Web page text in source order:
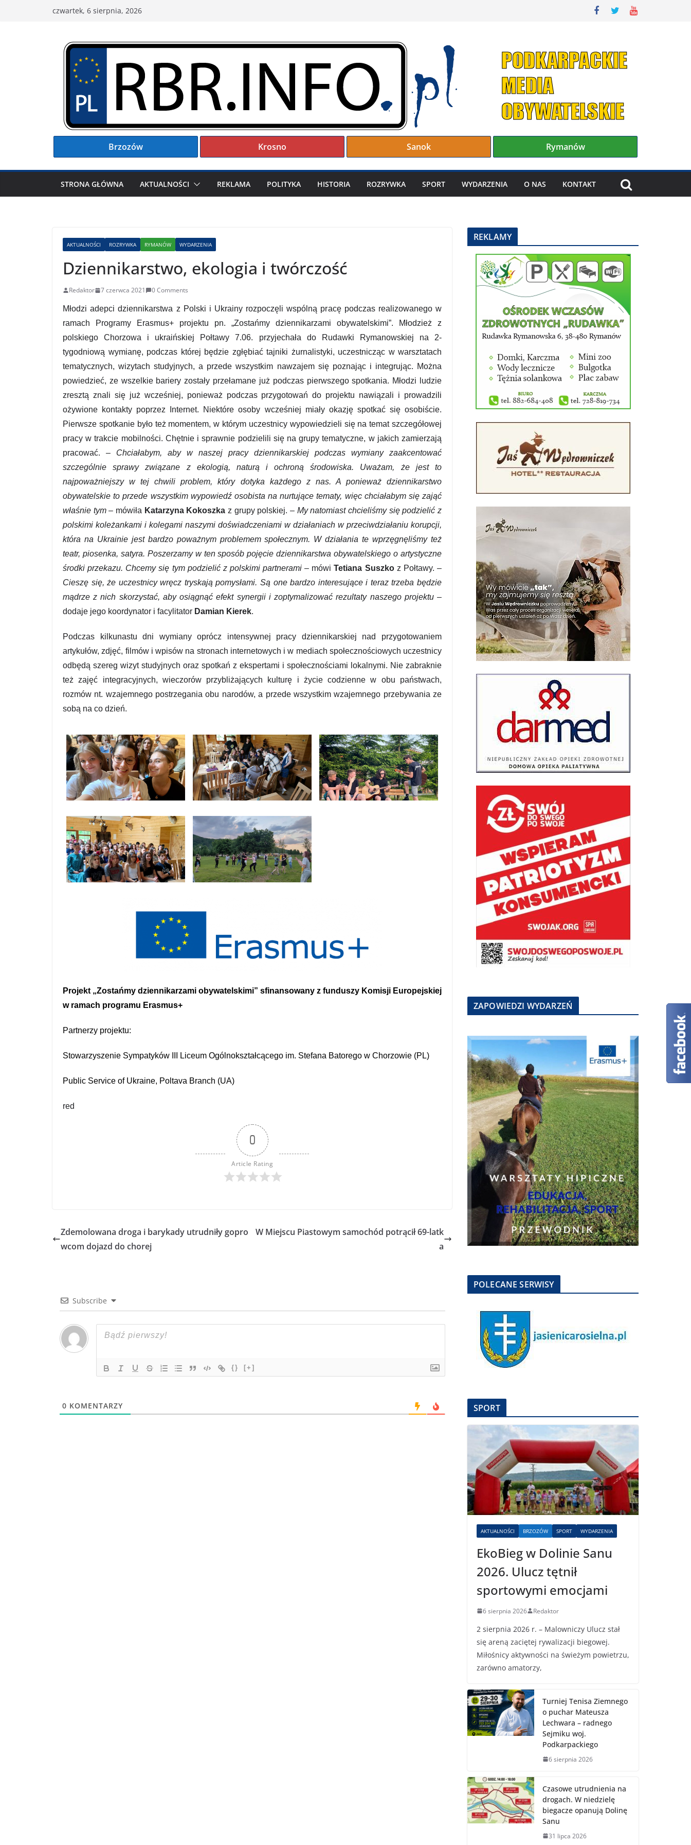
czwartek, 6 sierpnia, 2026
Brzozów Krosno Sanok Rymanów
STRONA GŁÓWNA AKTUALNOŚCI REKLAMA POLITYKA HISTORIA ROZRYWKA SPORT WYDARZENIA O NAS KONTAKT
AKTUALNOŚCI ROZRYWKA RYMANÓW WYDARZENIA
Dziennikarstwo, ekologia i twórczość
Redaktor 7 czerwca 2021 0 Comments
Młodzi adepci dziennikarstwa z Polski i Ukrainy rozpoczęli wspólną pracę podczas realizowanego w
ramach Programy Erasmus+ projektu pn. „Zostańmy dziennikarzami obywatelskimi”. Młodzież z
polskiego Chorzowa i ukraińskiej Połtawy 7.06. przyjechała do Rudawki Rymanowskiej na 2-
tygodniową wymianę, podczas której będzie zgłębiać tajniki żurnalistyki, uczestnicząc w warsztatach
tematycznych, wizytach studyjnych, a przede wszystkim nawzajem się poznając i integrując. Można
powiedzieć, ze wszelkie bariery zostały przełamane już podczas pierwszego spotkania. Młodzi ludzie
zresztą znali się już wcześniej, ponieważ podczas przygotowań do projektu nawiązali i prowadzili
ożywione kontakty poprzez Internet. Niektóre osoby wcześniej miały okazję spotkać się osobiście.
Pierwsze spotkanie było też momentem, w którym uczestnicy wypowiedzieli się na temat szczegółowej
pracy w trakcie mobilności. Chętnie i sprawnie podzielili się na grupy tematyczne, w jakich zamierzają
pracować. – Chciałabym, aby w naszej pracy dziennikarskiej podczas wymiany zaakcentować
szczególnie sprawy związane z ekologią, naturą i ochroną środowiska. Uważam, że jest to
najpoważniejszy w tej chwili problem, który dotyka każdego z nas. A ponieważ dziennikarstwo
obywatelskie to przede wszystkim wypowiedź osobista na nurtujące tematy, więc chciałabym się zająć
właśnie tym– mówiła Katarzyna Kokoszka z grupy polskiej. – My natomiast chcieliśmy się podzielić z
polskimi koleżankami i kolegami naszymi doświadczeniami w działaniach w przeciwdziałaniu korupcji,
która na Ukrainie jest bardzo poważnym problemem społecznym. W działania te wprzęgnęliśmy też
teatr, piosenka, satyra. Poszerzamy w ten sposób pojęcie dziennikarstwa obywatelskiego o artystyczne
środki przekazu. Chcemy się tym podzielić z polskimi partnerami – mówiTetiana Suszkoz Połtawy.–
Cieszę się, że uczestnicy wręcz tryskają pomysłami. Są one bardzo interesujące i teraz trzeba będzie
mądrze z nich skorzystać, aby osiągnąć efekt synergii i zoptymalizować rezultaty naszego projektu–
dodaje jego koordynator i facylitator Damian Kierek.
Podczas kilkunastu dni wymiany oprócz intensywnej pracy dziennikarskiej nad przygotowaniem
artykułów, zdjęć, filmów i wpisów na stronach internetowych i w mediach społecznościowych uczestnicy
odbędą szereg wizyt studyjnych oraz spotkań z ekspertami i społecznościami lokalnymi. Nie zabraknie
też zajęć integracyjnych, wieczorów przybliżających kulturę i życie codzienne w obu państwach,
rozmów nt. wzajemnego postrzegania obu narodów, a przede wszystkim wzajemnego przebywania ze
sobą na co dzień.
Projekt „Zostańmy dziennikarzami obywatelskimi” sfinansowany z funduszy Komisji Europejskiej
w ramach programu Erasmus+
Partnerzy projektu:
Stowarzyszenie Sympatyków III Liceum Ogólnokształcącego im. Stefana Batorego w Chorzowie (PL)
Public Service of Ukraine, Poltava Branch (UA)
red
0
Article Rating
Zdemolowana droga i barykady utrudniły gopro
wcom dojazd do chorej
W Miejscu Piastowym samochód potrącił 69-latk
a
Subscribe
{} [+]
0 KOMENTARZY
REKLAMY
ZAPOWIEDZI WYDARZEŃ
POLECANE SERWISY
SPORT
AKTUALNOŚCI BRZOZÓW SPORT WYDARZENIA
EkoBieg w Dolinie Sanu
2026. Ulucz tętnił
sportowymi emocjami
6 sierpnia 2026 Redaktor
2 sierpnia 2026 r. – Malowniczy Ulucz stał
się areną zaciętej rywalizacji biegowej.
Miłośnicy aktywności na świeżym powietrzu,
zarówno amatorzy,
Turniej Tenisa Ziemnego
o puchar Mateusza
Lechwara – radnego
Sejmiku woj.
Podkarpackiego
6 sierpnia 2026
Czasowe utrudnienia na
drogach. W niedzielę
biegacze opanują Dolinę
Sanu
31 lipca 2026